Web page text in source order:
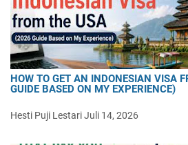
HOW TO GET AN INDONESIAN VISA
GUIDE BASED ON MY EXPERIENCE)
Hesti Puji LestariJuli 14, 2026